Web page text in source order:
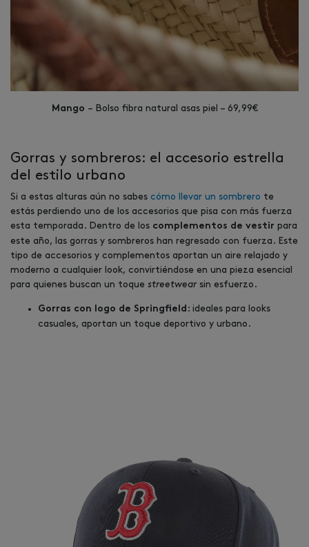
Mango – Bolso fibra natural asas piel – 69,99€
Gorras y sombreros: el accesorio estrella
del estilo urbano
Si a estas alturas aún no sabes cómo llevar un sombrero te
estás perdiendo uno de los accesorios que pisa con más fuerza
esta temporada. Dentro de los complementos de vestir para
este año, las gorras y sombreros han regresado con fuerza. Este
tipo de accesorios y complementos aportan un aire relajado y
moderno a cualquier look, convirtiéndose en una pieza esencial
para quienes buscan un toque streetwear sin esfuerzo.
Gorras con logo de Springfield : ideales para looks
casuales, aportan un toque deportivo y urbano.